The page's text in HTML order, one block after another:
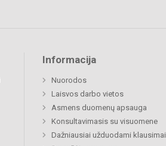
Informacija
Nuorodos
Laisvos darbo vietos
Asmens duomenų apsauga
Konsultavimasis su visuomene
Dažniausiai užduodami klausimai